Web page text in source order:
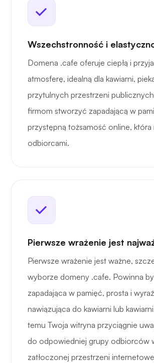
Wszechstronność i
Domena .cafe oferuje ciepłą i
atmosferę, idealną dla kawiarni,
przytulnych przestrzeni
firmom stworzyć zapadającą w
przystępną tożsamość online, która
odbiorcami.
Pierwsze wrażenie jest
Pierwsze wrażenie jest ważne,
wyborze domeny .cafe. Powinna
zapadająca w pamięć, prosta i
nawiązująca do kawiarni lub
temu Twoja witryna przyciągnie
do odpowiedniej grupy odbiorców
zatłoczonej przestrzeni